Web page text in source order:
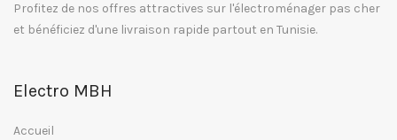
Profitez de nos offres attractives sur l'électroménager pas cher
et bénéficiez d'une livraison rapide partout en Tunisie.
Electro MBH
Accueil